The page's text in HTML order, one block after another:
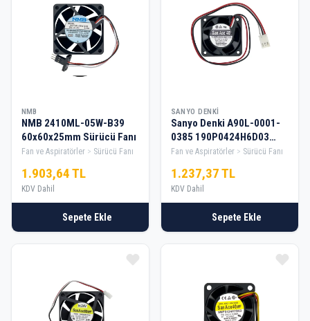
NMB
NMB 2410ML-05W-B39
60x60x25mm Sürücü Fanı
Fan ve Aspiratörler Sürücü Fanı
1.903,64 TL
KDV Dahil
Sepete Ekle
SANYO DENKI
Sanyo Denki A90L-0001-
0385 190P0424H6D03
40x40x20mm Sürücü Fanı
Fan ve Aspiratörler Sürücü Fanı
1.237,37 TL
KDV Dahil
Sepete Ekle